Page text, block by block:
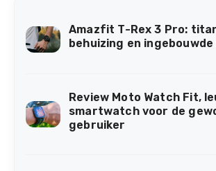
Amazfit T-Rex 3 Pro:
behuizing en ingebouwde
Review Moto Watch Fit,
smartwatch voor de
gebruiker